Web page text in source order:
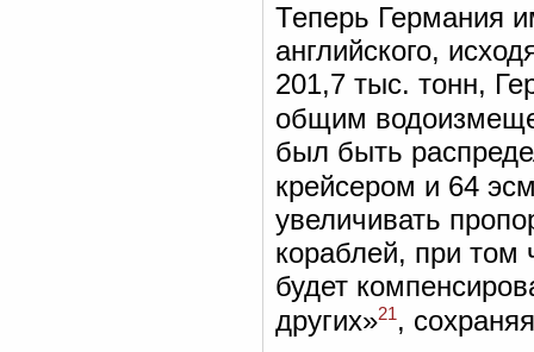
Теперь Германия
английского,
201,7 тыс. тонн,
общим
был быть
крейсером и 64
увеличивать
кораблей, при том
будет
других»21,